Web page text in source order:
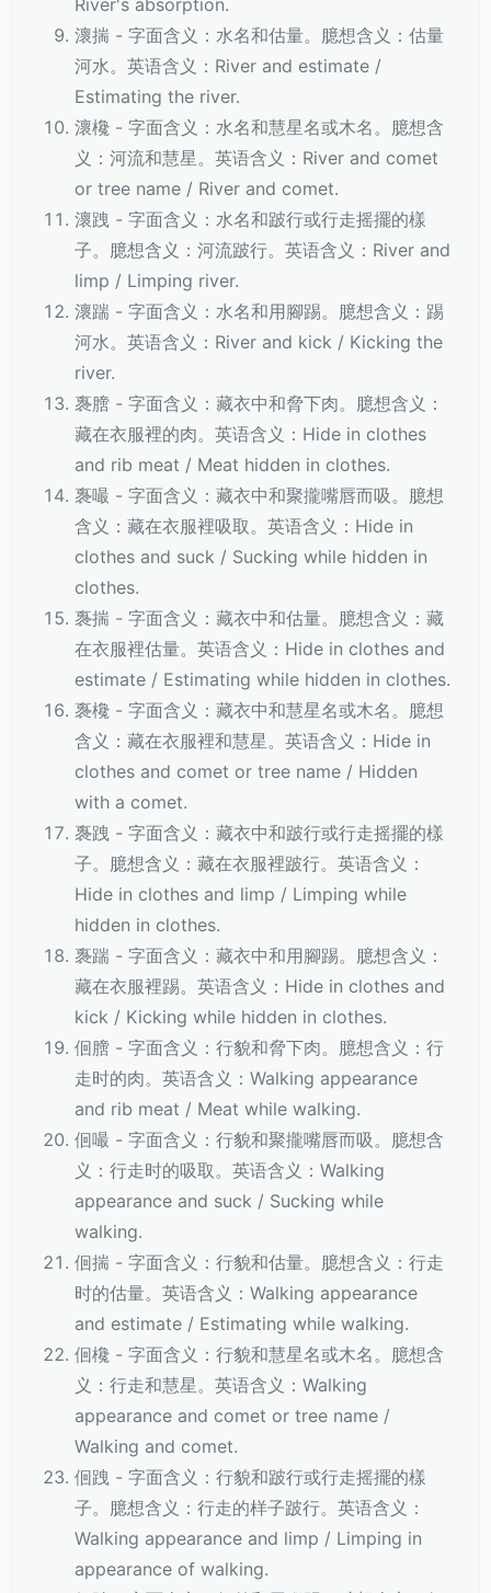
River's absorption.
瀤揣 - 字面含义：水名和估量。臆想含义：估量
河水。英语含义：River and estimate /
Estimating the river.
瀤欃 - 字面含义：水名和慧星名或木名。臆想含
义：河流和慧星。英语含义：River and comet
or tree name / River and comet.
瀤跩 - 字面含义：水名和跛行或行走摇擺的樣
子。臆想含义：河流跛行。英语含义：River and
limp / Limping river.
瀤踹 - 字面含义：水名和用腳踢。臆想含义：踢
河水。英语含义：River and kick / Kicking the
river.
褢膪 - 字面含义：藏衣中和脅下肉。臆想含义：
藏在衣服裡的肉。英语含义：Hide in clothes
and rib meat / Meat hidden in clothes.
褢嘬 - 字面含义：藏衣中和聚攏嘴唇而吸。臆想
含义：藏在衣服裡吸取。英语含义：Hide in
clothes and suck / Sucking while hidden in
clothes.
褢揣 - 字面含义：藏衣中和估量。臆想含义：藏
在衣服裡估量。英语含义：Hide in clothes and
estimate / Estimating while hidden in clothes.
褢欃 - 字面含义：藏衣中和慧星名或木名。臆想
含义：藏在衣服裡和慧星。英语含义：Hide in
clothes and comet or tree name / Hidden
with a comet.
褢跩 - 字面含义：藏衣中和跛行或行走摇擺的樣
子。臆想含义：藏在衣服裡跛行。英语含义：
Hide in clothes and limp / Limping while
hidden in clothes.
褢踹 - 字面含义：藏衣中和用腳踢。臆想含义：
藏在衣服裡踢。英语含义：Hide in clothes and
kick / Kicking while hidden in clothes.
佪膪 - 字面含义：行貌和脅下肉。臆想含义：行
走时的肉。英语含义：Walking appearance
and rib meat / Meat while walking.
佪嘬 - 字面含义：行貌和聚攏嘴唇而吸。臆想含
义：行走时的吸取。英语含义：Walking
appearance and suck / Sucking while
walking.
佪揣 - 字面含义：行貌和估量。臆想含义：行走
时的估量。英语含义：Walking appearance
and estimate / Estimating while walking.
佪欃 - 字面含义：行貌和慧星名或木名。臆想含
义：行走和慧星。英语含义：Walking
appearance and comet or tree name /
Walking and comet.
佪跩 - 字面含义：行貌和跛行或行走摇擺的樣
子。臆想含义：行走的样子跛行。英语含义：
Walking appearance and limp / Limping in
appearance of walking.